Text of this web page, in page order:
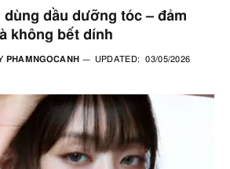
dùng dầu dưỡng tóc – đảm
không bết dính
PHAMNGOCANH UPDATED: 03/05/2026